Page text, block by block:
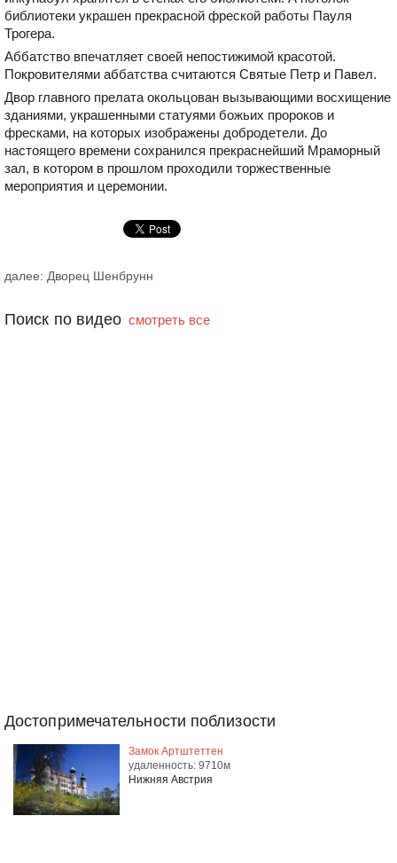
библиотеки украшен прекрасной фреской работы Пауля
Трогера.
Аббатство впечатляет своей непостижимой красотой.
Покровителями аббатства считаются Святые Петр и Павел.
Двор главного прелата окольцован вызывающими восхищение
зданиями, украшенными статуями божьих пророков и
фресками, на которых изображены добродетели. До
настоящего времени сохранился прекраснейший Мраморный
зал, в котором в прошлом проходили торжественные
мероприятия и церемонии.
далее: Дворец Шенбрунн
Поиск по видео смотреть все
Достопримечательности поблизости
Замок Артштеттен
удаленность: 9710м
Нижняя Австрия